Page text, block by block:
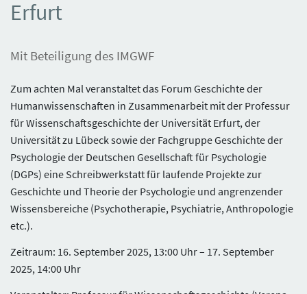
Erfurt
Mit Beteiligung des IMGWF
Zum achten Mal veranstaltet das Forum Geschichte der
Humanwissenschaften in Zusammenarbeit mit der Professur
für Wissenschaftsgeschichte der Universität Erfurt, der
Universität zu Lübeck sowie der Fachgruppe Geschichte der
Psychologie der Deutschen Gesellschaft für Psychologie
(DGPs) eine Schreibwerkstatt für laufende Projekte zur
Geschichte und Theorie der Psychologie und angrenzender
Wissensbereiche (Psychotherapie, Psychiatrie, Anthropologie
etc.).
Zeitraum: 16. September 2025, 13:00 Uhr – 17. September
2025, 14:00 Uhr